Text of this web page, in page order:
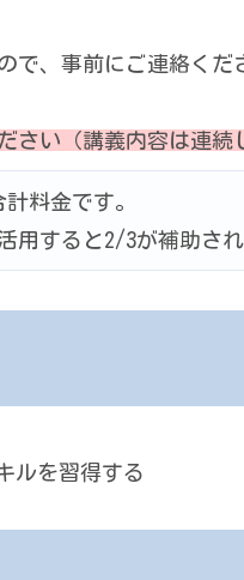
で、事前にご連絡くだ
さい（講義内容は連続
料金です。
用すると2/3が補助さ
ルを習得する